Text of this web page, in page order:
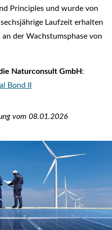
Principles und wurde von
Laufzeit erhalten
der Wachstumsphase von
Naturconsult GmbH :
Bond II
vom 08.01.2026